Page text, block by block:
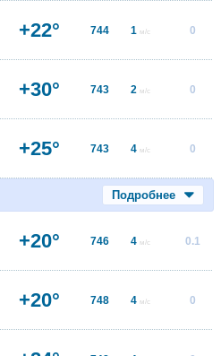
+22° 744 1 м/с 0
+30° 743 2 м/с 0
+25° 743 4 м/с 0
Подробнее
+20° 746 4 м/с 0.1
+20° 748 4 м/с 0